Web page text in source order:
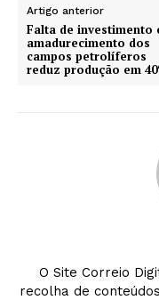
Artigo anterior
Falta de investimento
amadurecimento dos
campos petrolíferos
reduz produção em
O Site Correio
recolha de